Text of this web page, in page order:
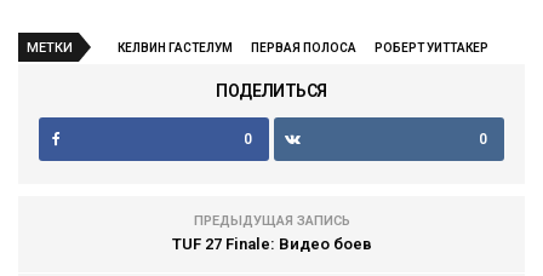
МЕТКИ КЕЛВИН ГАСТЕЛУМ ПЕРВАЯ ПОЛОСА РОБЕРТ УИТТАКЕР
ПОДЕЛИТЬСЯ
0 0
ПРЕДЫДУЩАЯ ЗАПИСЬ
TUF 27 Finale: Видео боев